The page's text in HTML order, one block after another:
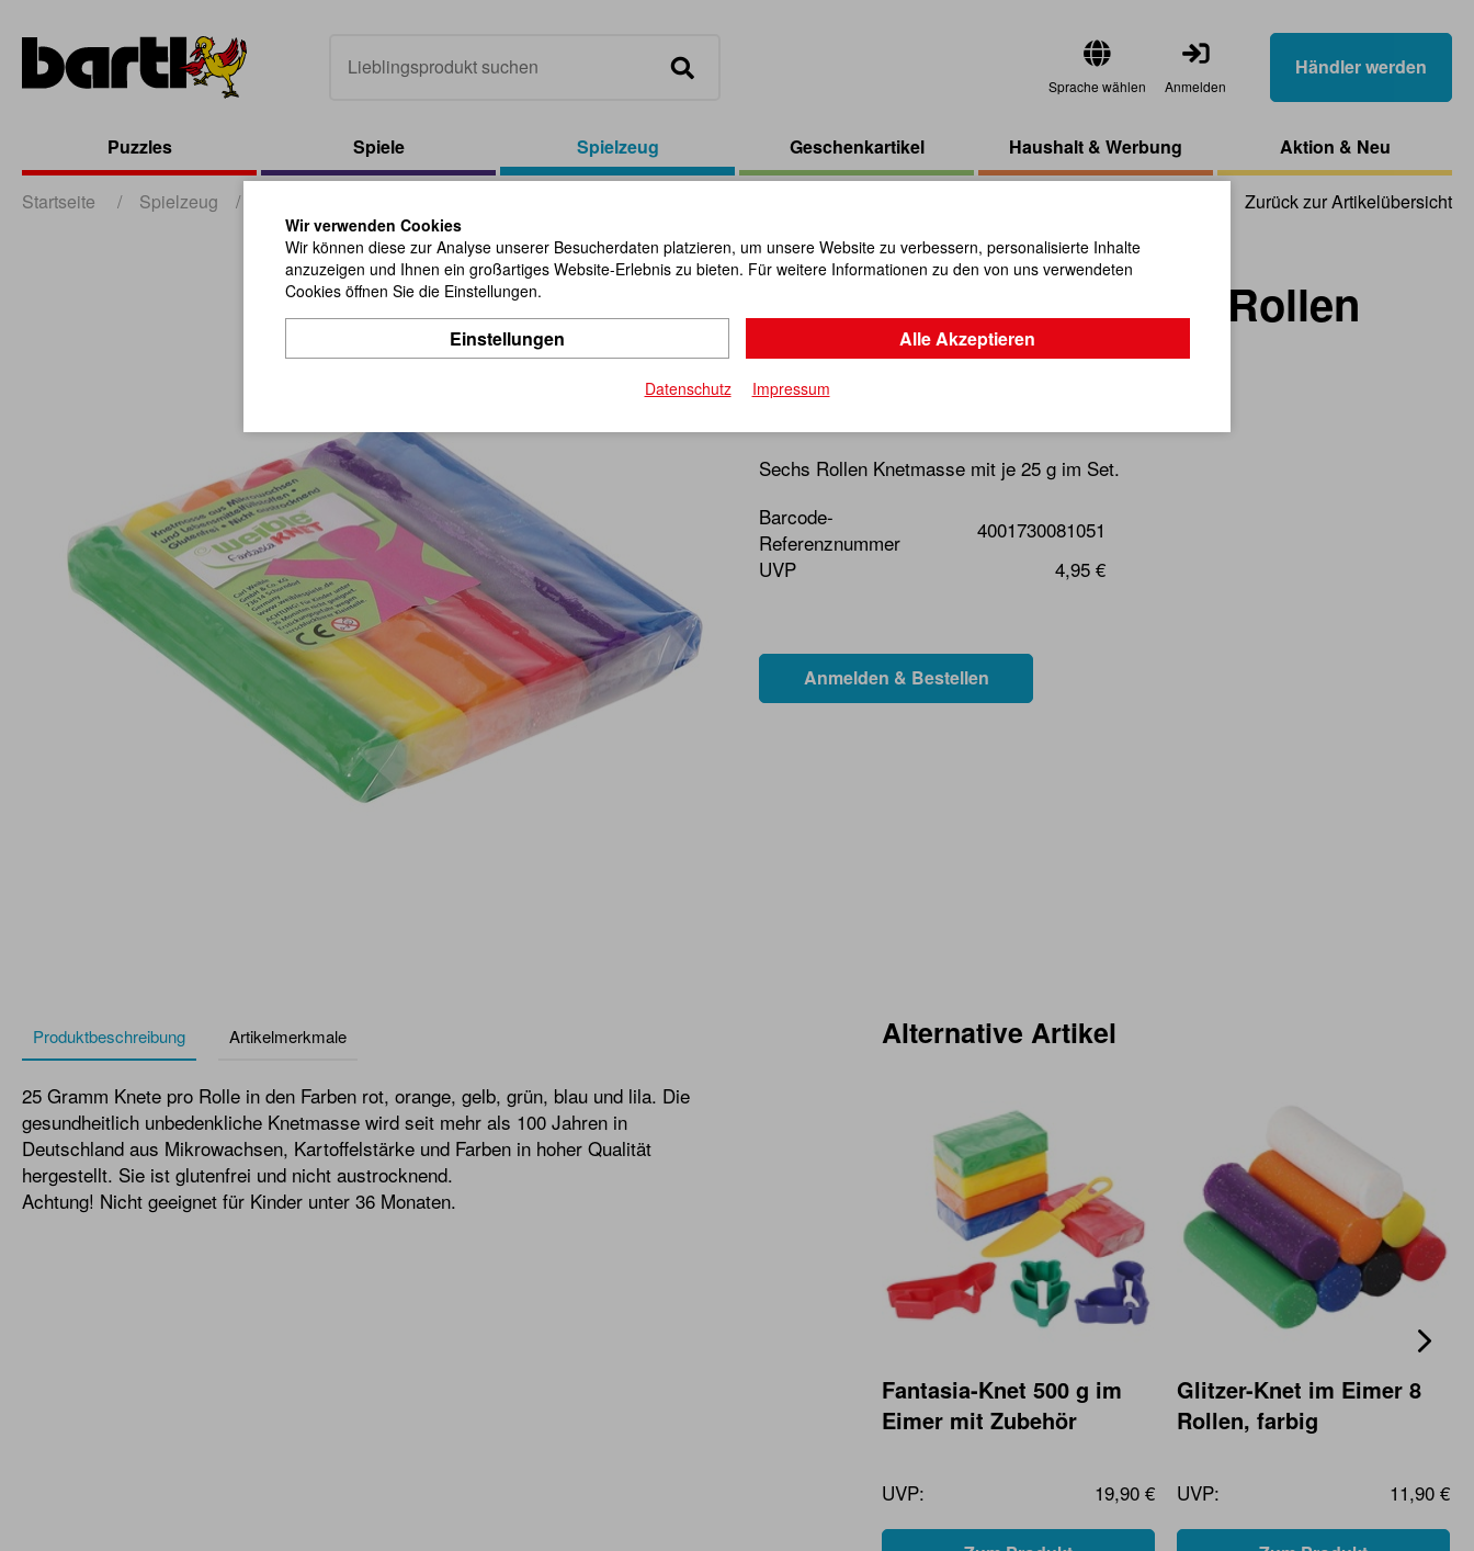
Sprache wählen Anmelden
Händler werden
Puzzles Spiele Spielzeug Geschenkartikel Haushalt & Werbung Aktion & Neu
Startseite / Spielzeug / Zurück zur Artikelübersicht
Fantasia-Knet 150 g, 6 Rollen
farbig
Sechs Rollen Knetmasse mit je 25 g im Set.
Barcode-
Referenznummer
4001730081051
UVP
4,95 €
Produktbeschreibung Artikelmerkmale
25 Gramm Knete pro Rolle in den Farben rot, orange, gelb, grün, blau und lila. Die
gesundheitlich unbedenkliche Knetmasse wird seit mehr als 100 Jahren in
Deutschland aus Mikrowachsen, Kartoffelstärke und Farben in hoher Qualität
hergestellt. Sie ist glutenfrei und nicht austrocknend.
Achtung! Nicht geeignet für Kinder unter 36 Monaten.
Alternative Artikel
Fantasia-Knet 500 g im
Eimer mit Zubehör
UVP: 19,90 €
Glitzer-Knet im Eimer 8
Rollen, farbig
UVP: 11,90 €
Wir verwenden Cookies
Wir können diese zur Analyse unserer Besucherdaten platzieren, um unsere Website zu verbessern, personalisierte Inhalte
anzuzeigen und Ihnen ein großartiges Website-Erlebnis zu bieten. Für weitere Informationen zu den von uns verwendeten
Cookies öffnen Sie die Einstellungen.
Einstellungen Alle Akzeptieren
Datenschutz Impressum